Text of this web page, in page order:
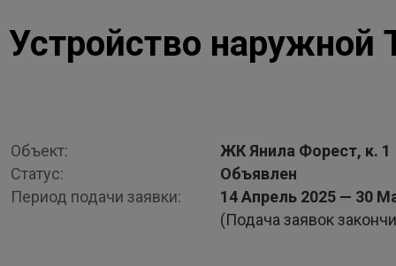
Устройство наружной
Объект:
ЖК Янила Форест, к. 1
Статус:
Объявлен
Период подачи заявки:
14 Апрель 2025 — 30
(Подача заявок